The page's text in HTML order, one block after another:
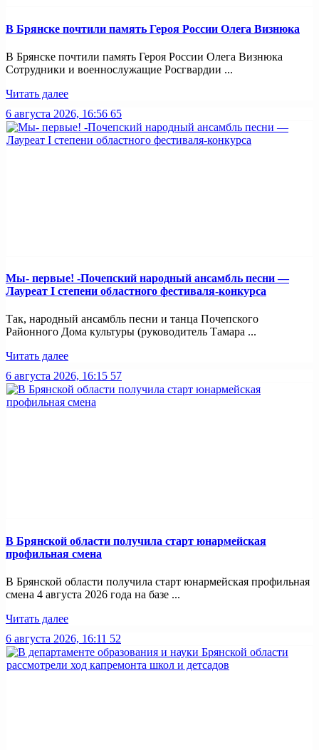
В Брянске почтили память Героя России Олега Визнюка
В Брянске почтили память Героя России Олега Визнюка
Сотрудники и военнослужащие Росгвардии ...
Читать далее
6 августа 2026, 16:56 65
Мы- первые! -Почепский народный ансамбль песни —
Лауреат I степени областного фестиваля-конкурса
Так, народный ансамбль песни и танца Почепского
Районного Дома культуры (руководитель Тамара ...
Читать далее
6 августа 2026, 16:15 57
В Брянской области получила старт юнармейская
профильная смена
В Брянской области получила старт юнармейская профильная
смена 4 августа 2026 года на базе ...
Читать далее
6 августа 2026, 16:11 52